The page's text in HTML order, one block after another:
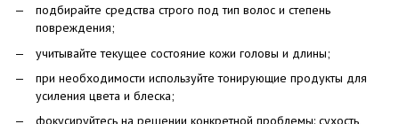
подбирайте средства строго под тип волос и степень
повреждения;
учитывайте текущее состояние кожи головы и длины;
при необходимости используйте тонирующие продукты для
усиления цвета и блеска;
фокусируйтесь на решении конкретной проблемы: сухость,